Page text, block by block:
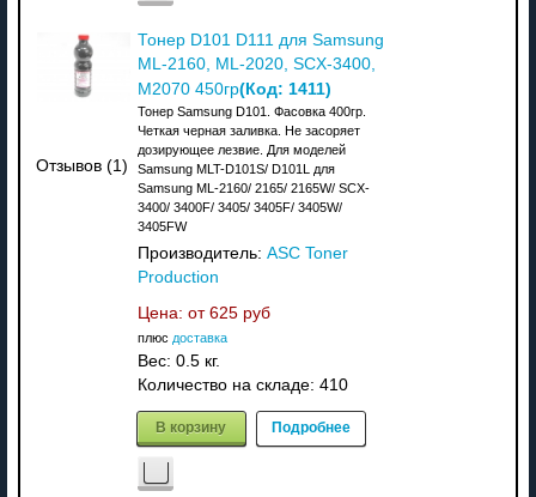
Отзывов (1)
Тонер D101 D111 для Samsung
ML-2160, ML-2020, SCX-3400,
M2070 450гр(Код: 1411)
Тонер Samsung D101. Фасовка 400гр.
Четкая черная заливка. Не засоряет
дозирующее лезвие. Для моделей
Samsung MLT-D101S/ D101L для
Samsung ML-2160/ 2165/ 2165W/ SCX-
3400/ 3400F/ 3405/ 3405F/ 3405W/
3405FW
Производитель: ASC Toner
Production
Цена: от 625 руб
плюс доставка
Вес: 0.5 кг.
Количество на складе: 410
В корзину Подробнее